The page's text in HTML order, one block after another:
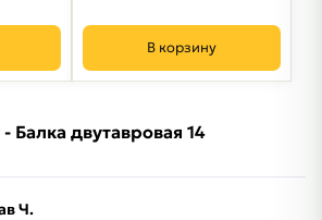
В корзину
Балка двутавровая 14
Ч.